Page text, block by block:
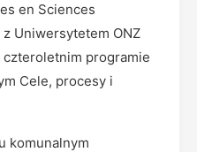
en Sciences
z Uniwersytetem ONZ
czteroletnim programie
Cele, procesy i
komunalnym